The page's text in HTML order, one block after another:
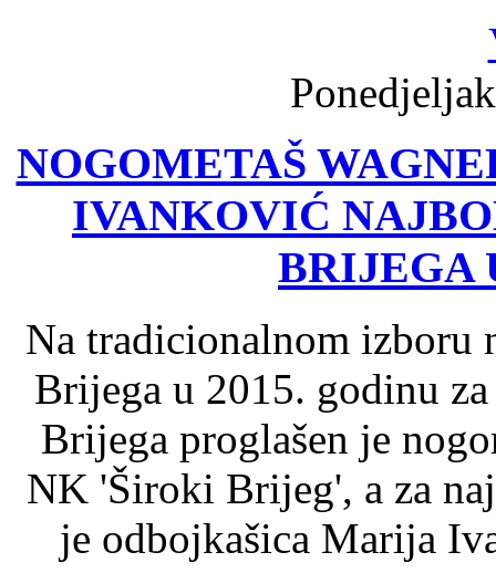
NOGOMETAŠ
IVANKOVIĆ
BRIJEGA
Na tradicionalnom izboru
Brijega u 2015. godinu
Brijega proglašen je
NK 'Široki Brijeg', a za
je odbojkašica Marija